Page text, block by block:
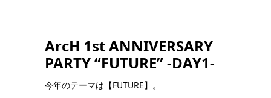
ArcH 1st ANNIVERSARY
PARTY “FUTURE” -DAY1-
今年のテーマは【FUTURE】。